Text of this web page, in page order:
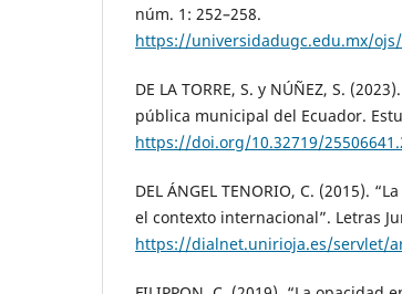
núm. 1: 252–258.
https://universidadugc.edu.mx/
DE LA TORRE, S. y NÚÑEZ, S.
pública municipal del Ecuador.
https://doi.org/10.32719/
DEL ÁNGEL TENORIO, C. (2015).
el contexto internacional”. Letras
https://dialnet.unirioja.es/servlet/